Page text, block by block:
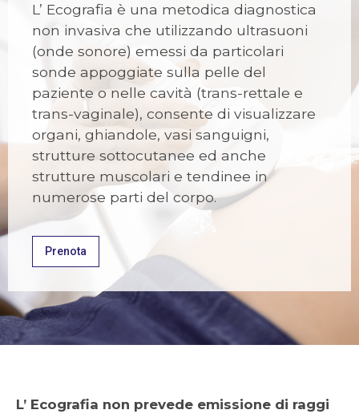
L’ Ecografia è una metodica diagnostica
non invasiva che utilizzando ultrasuoni
(onde sonore) emessi da particolari
sonde appoggiate sulla pelle del
paziente o nelle cavità (trans-rettale e
trans-vaginale), consente di visualizzare
organi, ghiandole, vasi sanguigni,
strutture sottocutanee ed anche
strutture muscolari e tendinee in
numerose parti del corpo.
Prenota
L’ Ecografia non prevede emissione di raggi